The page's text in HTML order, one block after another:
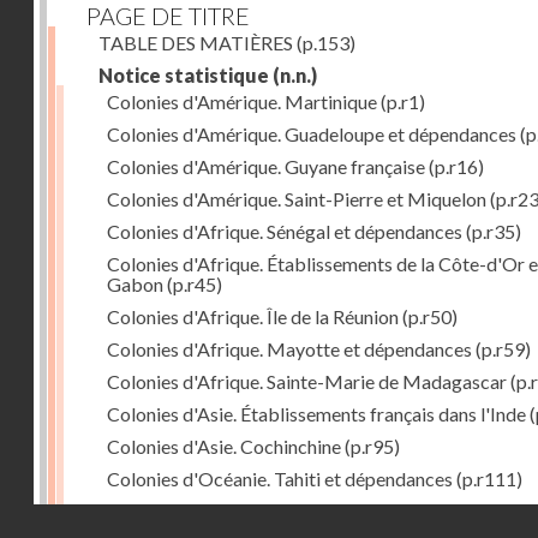
PAGE DE TITRE
TABLE DES MATIÈRES (p.153)
Notice statistique (n.n.)
Colonies d'Amérique. Martinique(p.r1)
Colonies d'Amérique. Guadeloupe et dépendances
Colonies d'Amérique. Guyane française(p.r16)
Colonies d'Amérique. Saint-Pierre et Miquelon
Colonies d'Afrique. Sénégal et dépendances (p.r35)
Colonies d'Afrique. Établissements de la Côte-d'Or
Gabon(p.r45)
Colonies d'Afrique. Île de la Réunion(p.r50)
Colonies d'Afrique. Mayotte et dépendances (p.r59)
Colonies d'Afrique. Sainte-Marie de Madagascar
Colonies d'Asie. Établissements français dans l'Inde
Colonies d'Asie. Cochinchine(p.r95)
Colonies d'Océanie. Tahiti et dépendances (p.r111)
Colonies d'Océanie. Nouvelle-Calédonie(p.r130)